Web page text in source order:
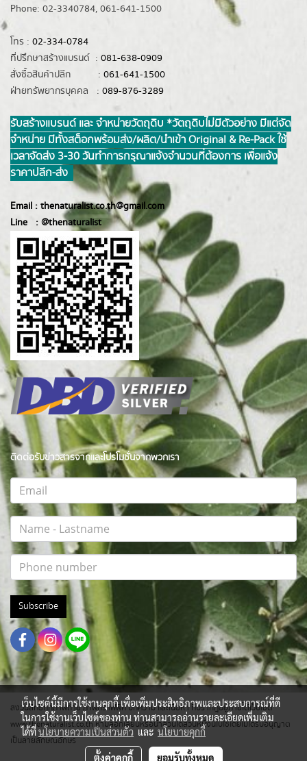
Phone: 02-3340784, 061-641-1500
โทร : 02-334-0784
ที่ปรึกษาสร้างแบรนด์ : 081-638-0909
สั่งซื้อสินค้าปลีก : 061-641-1500
ฝ่ายทรัพยากรบุคคล : 089-876-3289
รับสร้างแบรนด์ และ จำหน่ายวัตถุดิบ *วัตถุดิบไม่มีตัวอย่าง มีแต่จัด
จำหน่าย มีทั้งสต็อกพร้อมส่ง/ผลิต/นำเข้า Original & Re-Pack ใช้
เวลาจัดส่ง 3-30 วันทำการ กรุณาแจ้งจำนวนที่ต้องการ เพื่อแจ้ง
ราคาปลีก-ส่ง
Email : thenaturalist.co.th@gmail.com
Line : @thenaturalist
ติดต่อรับข่าวสารจากและโปรโมชั่นจากพวกเรา
Subscribe
สงวนสิทธิ์ทุกภาพถ่าย ภาพกราฟฟิค บทความ และเนื้อหา ที่ปรากฎอยู่ภายใต้เว็บไซต์
www.thenaturalist.co.th ห้ามลอกเลียนหรือนำส่วนใดส่วนหนึ่งนี้ไปใช้โดยไม่ได้รับอนุญาต
เป็นลายลักษณ์อักษร
เว็บไซต์นี้มีการใช้งานคุกกี้ เพื่อเพิ่มประสิทธิภาพและประสบการณ์ที่ดี
ในการใช้งานเว็บไซต์ของท่าน ท่านสามารถอ่านรายละเอียดเพิ่มเติม
ได้ที่นโยบายความเป็นส่วนตัว และ นโยบายคุกกี้
ตั้งค่าคุกกี้ ยอมรับทั้งหมด